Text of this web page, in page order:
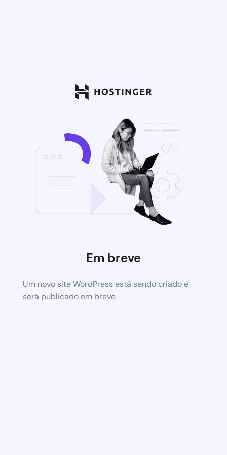
Em breve
Um novo site WordPress está sendo criado e
será publicado em breve